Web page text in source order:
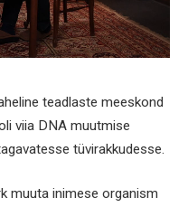
teadlaste meeskond
viia DNA muutmise
tüvirakkudesse.
muuta inimese organism